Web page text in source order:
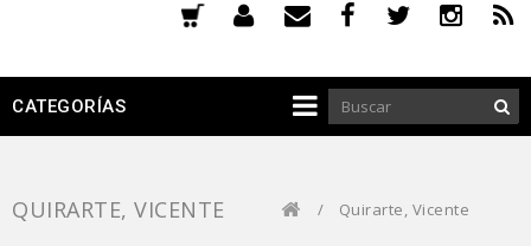
CATEGORÍAS
QUIRARTE, VICENTE / Quirarte, Vicente